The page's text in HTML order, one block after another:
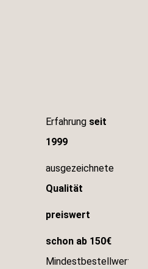
Erfahrung seit
1999
ausgezeichnete
Qualität
preiswert
schon ab 150€
Mindestbestellwert